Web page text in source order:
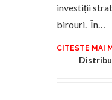
investiții
birouri. În…
CITESTE MAI